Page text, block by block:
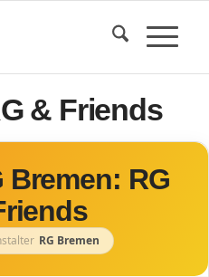
& Friends
Bremen: RG
RG Bremen